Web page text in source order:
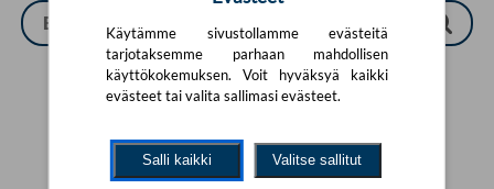
Tarkennettu haku
Yhtään tuotetta ei löytynyt. Yritä uutta hakua alla olevalla
Käytämme sivustollamme evästeitä
tarjotaksemme parhaan mahdollisen
käyttökokemuksen. Voit hyväksyä kaikki
evästeet tai valita sallimasi evästeet.
Salli kaikki Valitse sallitut